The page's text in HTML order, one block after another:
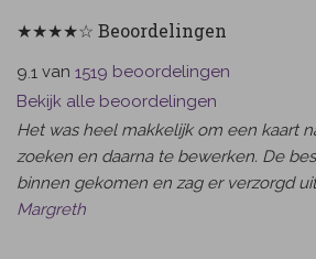
★★★★☆ Beoordelingen
9.1 van 1519 beoordelingen
Bekijk alle beoordelingen
Het was heel makkelijk om een kaart
zoeken en daarna te bewerken. De
binnen gekomen en zag er verzorgd
Margreth